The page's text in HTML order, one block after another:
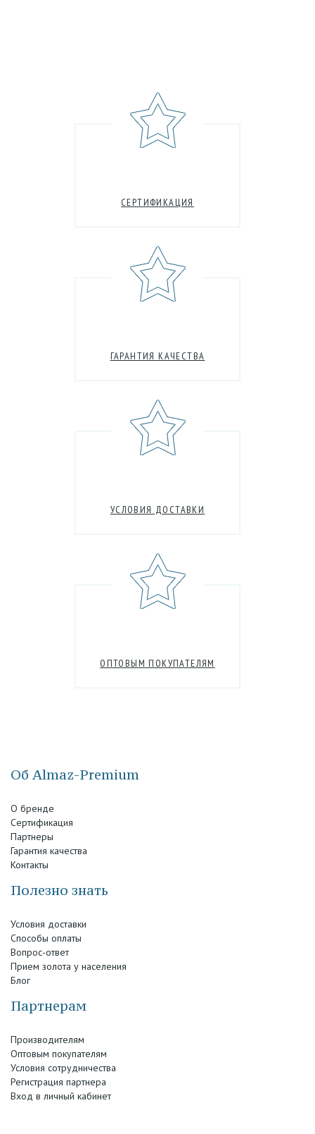
СЕРТИФИКАЦИЯ
ГАРАНТИЯ КАЧЕСТВА
УСЛОВИЯ ДОСТАВКИ
ОПТОВЫМ ПОКУПАТЕЛЯМ
Об Almaz-Premium
О бренде
Сертификация
Партнеры
Гарантия качества
Контакты
Полезно знать
Условия доставки
Способы оплаты
Вопрос-ответ
Прием золота у населения
Блог
Партнерам
Производителям
Оптовым покупателям
Условия сотрудничества
Регистрация партнера
Вход в личный кабинет